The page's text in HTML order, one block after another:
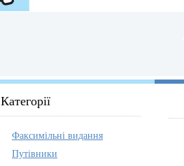
Категорії
Факсимільні видання
Путівники